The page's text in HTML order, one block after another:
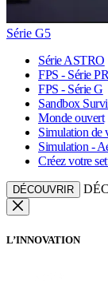
Série G5
Série ASTRO
FPS - Série
FPS - Série G
Sandbox
Monde ouvert
Simulation de
Simulation -
Créez votre
DÉCOUVRIR
L’INNOVATION